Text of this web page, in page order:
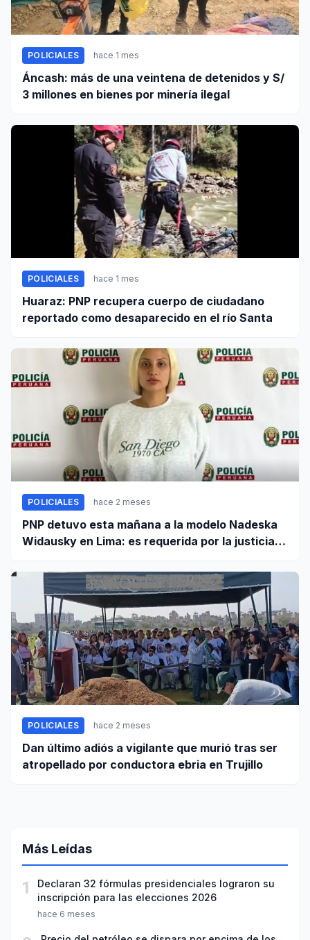
POLICIALES hace 1 mes
Áncash: más de una veintena de detenidos y S/
3 millones en bienes por minería ilegal
POLICIALES hace 1 mes
Huaraz: PNP recupera cuerpo de ciudadano
reportado como desaparecido en el río Santa
POLICIALES hace 2 meses
PNP detuvo esta mañana a la modelo Nadeska
Widausky en Lima: es requerida por la justicia
POLICIALES hace 2 meses
Dan último adiós a vigilante que murió tras ser
atropellado por conductora ebria en Trujillo
Más Leídas
1
Declaran 32 fórmulas presidenciales lograron su
inscripción para las elecciones 2026
hace 6 meses